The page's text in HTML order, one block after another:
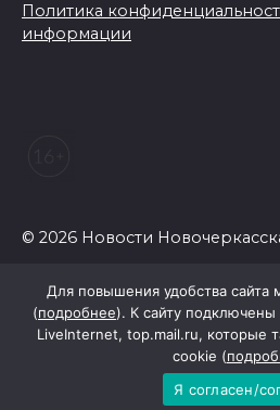
Политика
информации
© 2026 Новости
Для повышения удобства сайта
(подробнее). К сайту
LiveInternet, top.mail.ru, которые
cookie (
Я согласен/